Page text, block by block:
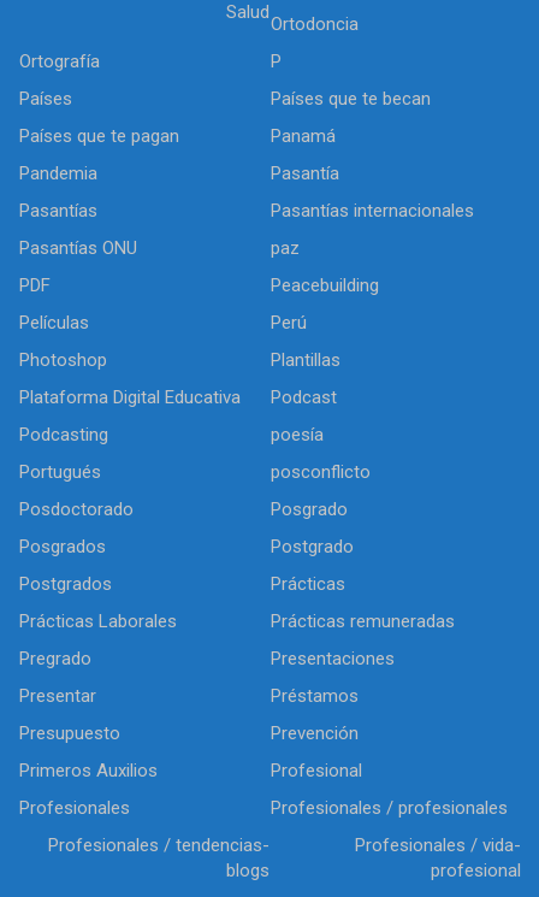
Salud
Ortodoncia
Ortografía
P
Países
Países que te becan
Países que te pagan
Panamá
Pandemia
Pasantía
Pasantías
Pasantías internacionales
Pasantías ONU
paz
PDF
Peacebuilding
Películas
Perú
Photoshop
Plantillas
Plataforma Digital Educativa
Podcast
Podcasting
poesía
Portugués
posconflicto
Posdoctorado
Posgrado
Posgrados
Postgrado
Postgrados
Prácticas
Prácticas Laborales
Prácticas remuneradas
Pregrado
Presentaciones
Presentar
Préstamos
Presupuesto
Prevención
Primeros Auxilios
Profesional
Profesionales
Profesionales / profesionales
Profesionales / tendencias-
blogs
Profesionales / vida-
profesional